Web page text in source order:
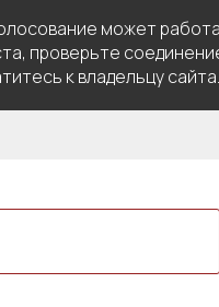
может
проверьте
к владельцу сайта.